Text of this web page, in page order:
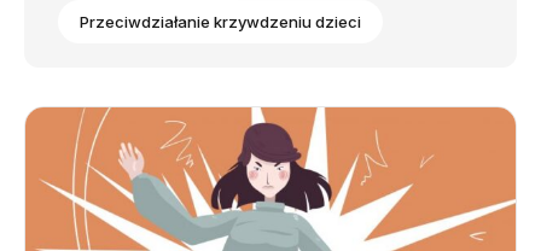
Przeciwdziałanie krzywdzeniu dzieci